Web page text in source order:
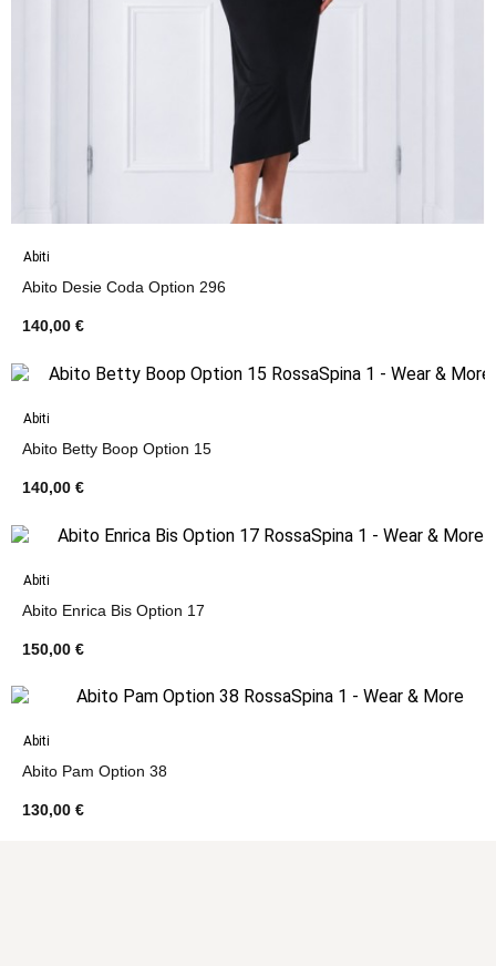
Abiti
Abito Desie Coda Option 296
140,00 €
Abiti
Abito Betty Boop Option 15
140,00 €
Abiti
Abito Enrica Bis Option 17
150,00 €
Abiti
Abito Pam Option 38
130,00 €